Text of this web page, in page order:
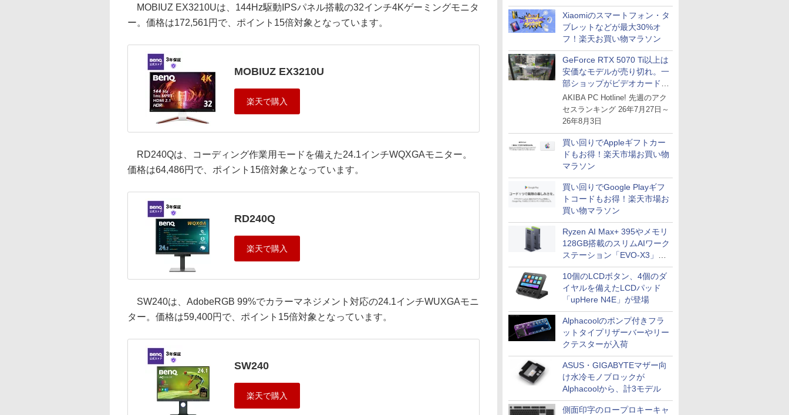
騰 [8月前半のメモリ価格]
Xiaomiのスマートフォン・タ
ブレットなどが最大30%オ
フ！楽天お買い物マラソン
GeForce RTX 5070 Ti以上は
安価なモデルが売り切れ。一
部ショップがビデオカードの
購入制限を実施したニュース
が注目を集める
AKIBA PC Hotline! 先週のアク
セスランキング 26年7月27日～
26年8月3日
買い回りでAppleギフトカー
ドもお得！楽天市場お買い物
マラソン
買い回りでGoogle Playギフ
トコードもお得！楽天市場お
買い物マラソン
Ryzen AI Max+ 395やメモリ
128GB搭載のスリムAIワーク
ステーション「EVO-X3」が
GMKtecから
10個のLCDボタン、4個のダ
イヤルを備えたLCDパッド
「upHere N4E」が登場
Alphacoolのポンプ付きフラ
ットタイプリザーバーやリー
クテスターが入荷
ASUS・GIGABYTEマザー向
け水冷モノブロックが
Alphacoolから、計3モデル
側面印字のロープロキーキャ
MOBIUZ EX3210Uは、144Hz駆動IPSパネル搭載の32インチ4Kゲーミングモニタ
ー。価格は172,561円で、ポイント15倍対象となっています。
MOBIUZ EX3210U
RD240Qは、コーディング作業用モードを備えた24.1インチWQXGAモニター。
価格は64,486円で、ポイント15倍対象となっています。
RD240Q
SW240は、AdobeRGB 99%でカラーマネジメント対応の24.1インチWUXGAモニ
ター。価格は59,400円で、ポイント15倍対象となっています。
SW240